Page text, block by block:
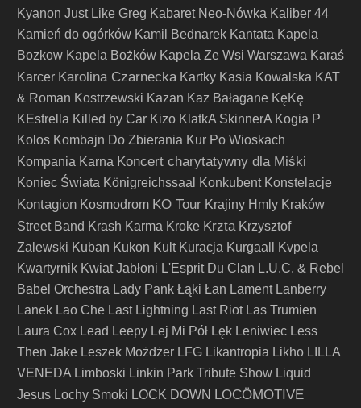
Kyanon Just Like Greg Kabaret Neo-Nówka Kaliber 44
Kamień do ogórków Kamil Bednarek Kantata Kapela
Bozkow Kapela Bożków Kapela Ze Wsi Warszawa Karaś
Karcer Karolina Czarnecka Kartky Kasia Kowalska KAT
& Roman Kostrzewski Kazan Kaz Bałagane KęKę
KEstrella Killed by Car Kizo KlatkA SkinnerA Kogia P
Kolos Kombajn Do Zbierania Kur Po Wioskach
Kompania Karna Koncert charytatywny dla Miśki
Koniec Świata Königreichssaal Konkubent Konstelacje
Kontagion Kosmodrom KO Tour Krajiny Hmly Kraków
Street Band Krash Karma Kroke Krzta Krzysztof
Zalewski Kuban Kukon Kult Kuracja Kurgaall
Kvpela
Kwartyrnik Kwiat Jabłoni L'Esprit Du Clan L.U.C. & Rebel
Babel Orchestra Lady Pank Łąki Łan Lament Lanberry
Lanek Lao Che Last Lightning Last Riot Las Trumien
Laura Cox Lead Leepy Lej Mi Pół Lęk Leniwiec Less
Then Jake Leszek Możdżer LFG Likantropia Likho LILLA
VENEDA Limboski Linkin Park Tribute Show Liquid
Jesus Lochy Smoki LOCK DOWN LOCÖMOTIVE